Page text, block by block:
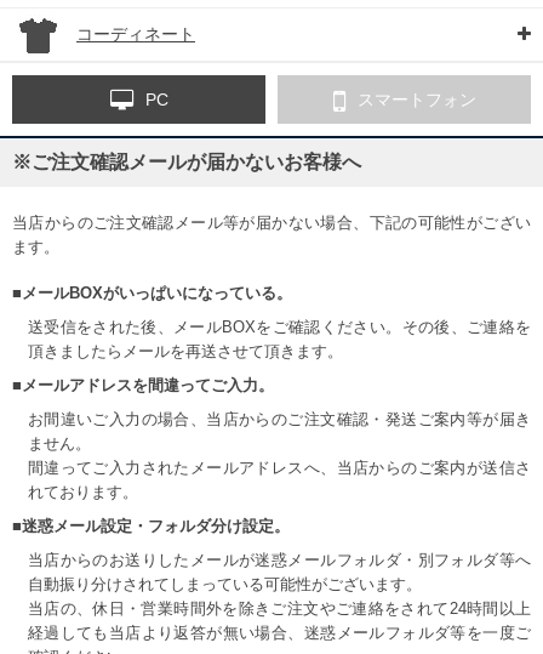
コーディネート
PC スマートフォン
※ご注文確認メールが届かないお客様へ
当店からのご注文確認メール等が届かない場合、下記の可能性がござい
ます。
■メールBOXがいっぱいになっている。
送受信をされた後、メールBOXをご確認ください。その後、ご連絡を
頂きましたらメールを再送させて頂きます。
■メールアドレスを間違ってご入力。
お間違いご入力の場合、当店からのご注文確認・発送ご案内等が届き
ません。
間違ってご入力されたメールアドレスへ、当店からのご案内が送信さ
れております。
■迷惑メール設定・フォルダ分け設定。
当店からのお送りしたメールが迷惑メールフォルダ・別フォルダ等へ
自動振り分けされてしまっている可能性がございます。
当店の、休日・営業時間外を除きご注文やご連絡をされて24時間以上
経過しても当店より返答が無い場合、迷惑メールフォルダ等を一度ご